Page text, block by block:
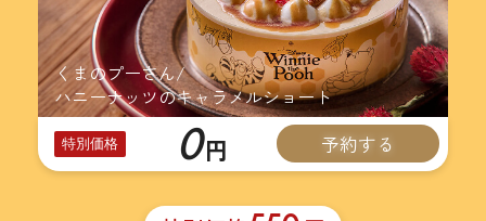
くまのプーさん/
ハニーナッツのキャラメルショート
特別価格 0円 予約する